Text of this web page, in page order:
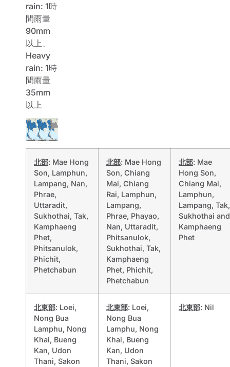
rain: 1時
間雨量
90mm
以上、
Heavy
rain: 1時
間雨量
35mm
以上
北部: Mae Hong
Son, Lamphun,
Lampang, Nan,
Phrae,
Uttaradit,
Sukhothai, Tak,
Kamphaeng
Phet,
Phitsanulok,
Phichit,
Phetchabun
北部: Mae Hong
Son, Chiang
Mai, Chiang
Rai, Lamphun,
Lampang,
Phrae, Phayao,
Nan, Uttaradit,
Phitsanulok,
Sukhothai, Tak,
Kamphaeng
Phet, Phichit,
Phetchabun
北部: Mae
Hong Son,
Chiang Mai,
Lamphun,
Lampang, Tak,
Sukhothai and
Kamphaeng
Phet
北東部: Loei,
Nong Bua
Lamphu, Nong
Khai, Bueng
Kan, Udon
Thani, Sakon
北東部: Loei,
Nong Bua
Lamphu, Nong
Khai, Bueng
Kan, Udon
Thani, Sakon
北東部: Nil